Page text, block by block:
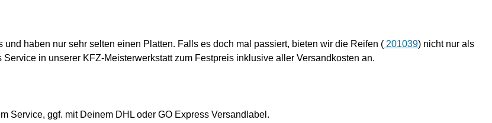
haben nur sehr selten einen Platten. Falls es doch mal passiert, bieten wir die Reifen ( 201039) nicht nur als
in unserer KFZ-Meisterwerkstatt zum Festpreis inklusive aller Versandkosten an.
Service, ggf. mit Deinem DHL oder GO Express Versandlabel.